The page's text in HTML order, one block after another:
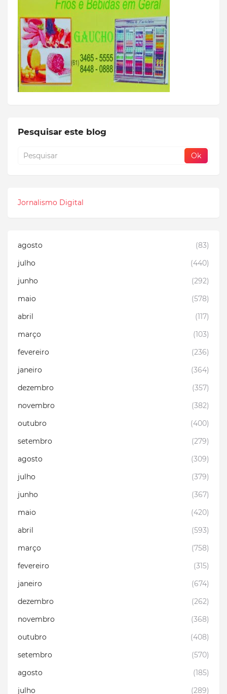
Pesquisar este blog
Jornalismo Digital
agosto
(83)
julho
(440)
junho
(292)
maio
(578)
abril
(117)
março
(103)
fevereiro
(236)
janeiro
(364)
dezembro
(357)
novembro
(382)
outubro
(400)
setembro
(279)
agosto
(309)
julho
(379)
junho
(367)
maio
(420)
abril
(593)
março
(758)
fevereiro
(315)
janeiro
(674)
dezembro
(262)
novembro
(368)
outubro
(408)
setembro
(570)
agosto
(185)
julho
(289)